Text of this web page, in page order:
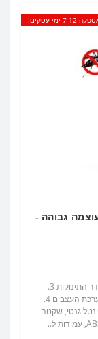
עסקים!
גבוהה -
1. חומר: ABS 2. בטוח ולא קרנה, מתאים לשימוש בחדר התינוקות 3.
המשך לעורר ולהפריע למערכת שמיעת העכברים ולמערכת העצבים 4.
5. המרת תדר אינטליגנטי, שקטה